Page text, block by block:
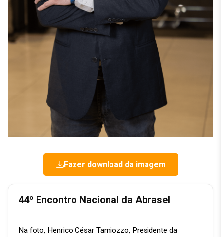
Fazer download da imagem
44º Encontro Nacional da Abrasel
Na foto, Henrico César Tamiozzo, Presidente da